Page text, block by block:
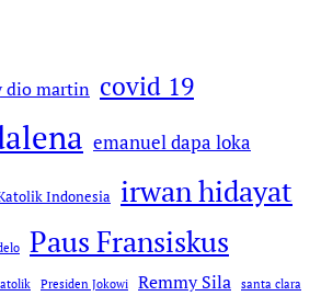
dio martin covid 19
emanuel dapa loka
Indonesia irwan hidayat
Paus Fransiskus
Presiden Jokowi Remmy Sila santa clara